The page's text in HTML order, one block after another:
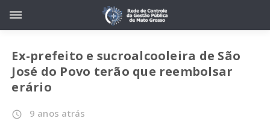
Ex-prefeito e sucroalcooleira de São
José do Povo terão que reembolsar
erário
access_time 9 anos atrás